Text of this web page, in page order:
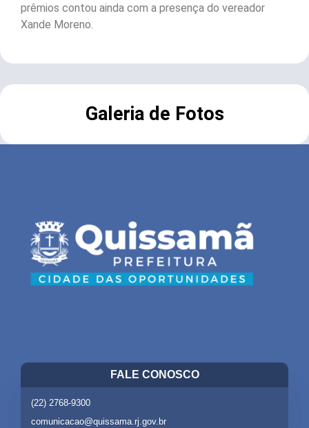
prêmios contou ainda com a presença do vereador
Xande Moreno.
Galeria de Fotos
FALE CONOSCO
(22) 2768-9300
comunicacao@quissama.rj.gov.br